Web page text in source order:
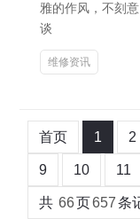
雅的作风，不刻
谈
维修资讯
首页 1 2
9 10 11
共 66页657条